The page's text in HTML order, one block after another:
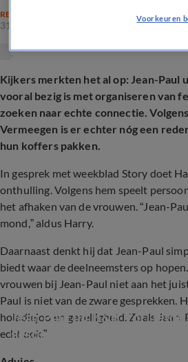
REALITY
31 juli 2025, 12:51
Kijkers merkten het al op: Jean-Paul
vooral bezig is met organiseren van
zoeken naar echte connectie.
Vermeegen is er echter nóg een
hun koffers pakken.
In gesprek met weekblad Story doet
onthulling. Volgens hem speelt
het afhaken van de vrouwen. “Jean-
mond,” aldus Harry.
Daarnaast denkt hij dat Jean-Paul
biedt waar de deelneemsters op
vrouwen bij Jean-Paul niet aan het
Paul is niet van de zware gesprekken.
holadiejoo en gezelligheid. Zoals
echt ook.”
Jean Paul uit B&B Vol
gespeeld
Voorkeuren